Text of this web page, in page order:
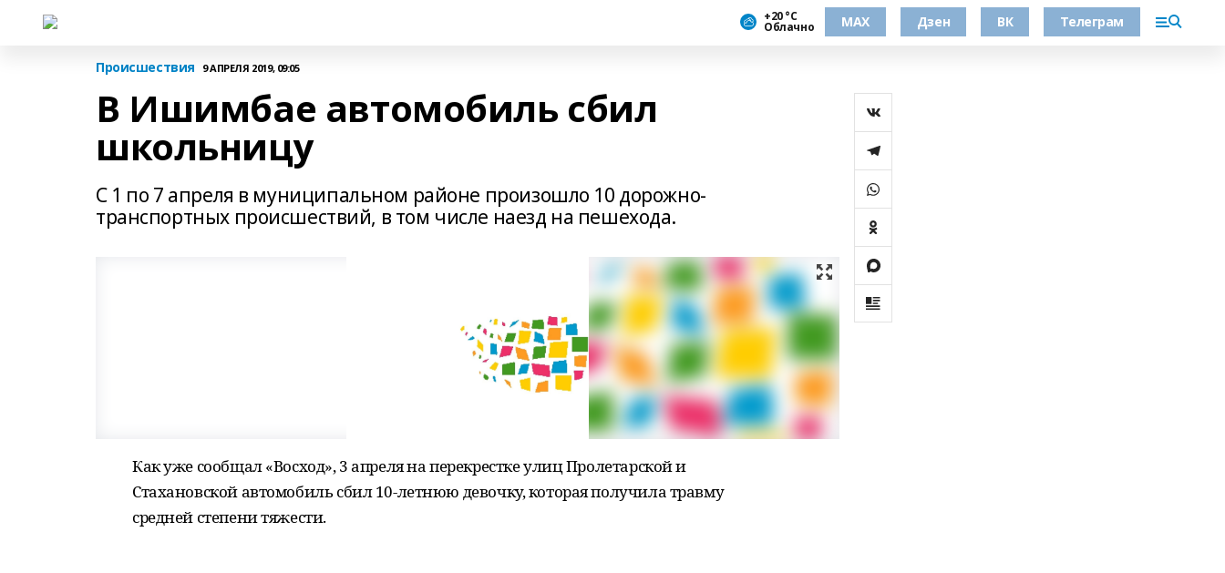
+20 °С
Облачно МАХ Дзен ВК Телеграм
Происшествия 9 АПРЕЛЯ 2019, 09:05
В Ишимбае автомобиль сбил
школьницу
С 1 по 7 апреля в муниципальном районе произошло 10 дорожно-
транспортных происшествий, в том числе наезд на пешехода.
Как уже сообщал «Восход», 3 апреля на перекрестке улиц Пролетарской и
Стахановской автомобиль сбил 10-летнюю девочку, которая получила травму
средней степени тяжести.